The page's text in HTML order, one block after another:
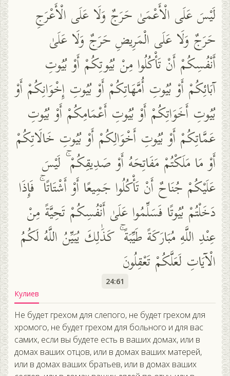
لَيْسَ عَلَى الْأَعْمَىٰ حَرَجٌ وَلَا عَلَى الْأَعْرَجِ
حَرَجٌ وَلَا عَلَى الْمَرِيضِ حَرَجٌ وَلَا عَلَىٰ
أَنْفُسِكُمْ أَنْ تَأْكُلُوا مِنْ بُيُوتِكُمْ أَوْ بُيُوتِ
آبَائِكُمْ أَوْ بُيُوتِ أُمَّهَاتِكُمْ أَوْ بُيُوتِ إِخْوَانِكُمْ أَوْ
بُيُوتِ أَخَوَاتِكُمْ أَوْ بُيُوتِ أَعْمَامِكُمْ أَوْ بُيُوتِ
عَمَّاتِكُمْ أَوْ بُيُوتِ أَخْوَالِكُمْ أَوْ بُيُوتِ خَالَاتِكُمْ
أَوْ مَا مَلَكْتُمْ مَفَاتِحَهُ أَوْ صَدِيقِكُمْ ۚ لَيْسَ
عَلَيْكُمْ جُنَاحٌ أَنْ تَأْكُلُوا جَمِيعًا أَوْ أَشْتَاتًا ۚ فَإِذَا
دَخَلْتُمْ بُيُوتًا فَسَلِّمُوا عَلَىٰ أَنْفُسِكُمْ تَحِيَّةً مِنْ
عِنْدِ اللَّهِ مُبَارَكَةً طَيِّبَةً ۚ كَذَٰلِكَ يُبَيِّنُ اللَّهُ لَكُمُ
الْآيَاتِ لَعَلَّكُمْ تَعْقِلُونَ
24:61
Кулиев
Не будет грехом для слепого, не будет грехом для
хромого, не будет грехом для больного и для вас
самих, если вы будете есть в ваших домах, или в
домах ваших отцов, или в домах ваших матерей,
или в домах ваших братьев, или в домах ваших